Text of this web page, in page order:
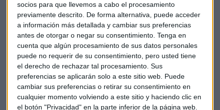
socios para que llevemos a cabo el procesamiento
previamente descrito. De forma alternativa, puede acceder
a información más detallada y cambiar sus preferencias
antes de otorgar o negar su consentimiento. Tenga en
cuenta que algún procesamiento de sus datos personales
puede no requerir de su consentimiento, pero usted tiene
el derecho de rechazar tal procesamiento. Sus
preferencias se aplicarán solo a este sitio web. Puede
cambiar sus preferencias o retirar su consentimiento en
cualquier momento volviendo a este sitio y haciendo clic en
el botón "Privacidad" en la parte inferior de la página web.
BOLSA
Los motivos del despido del año en Uber